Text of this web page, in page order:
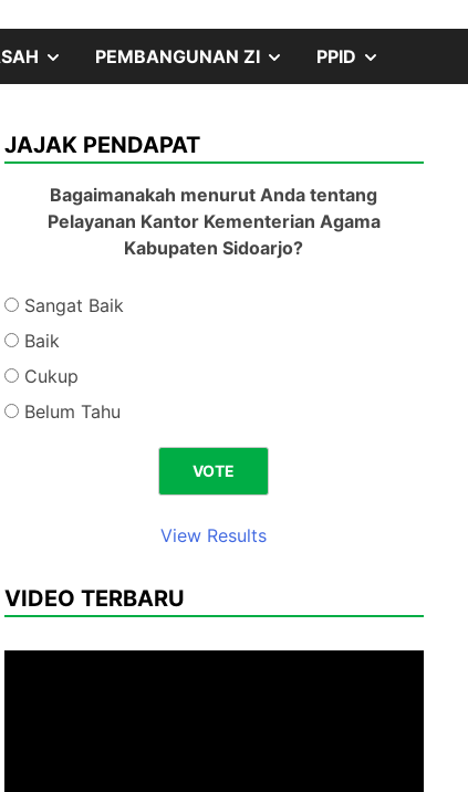
SHOW
MENU
PEMBANGUNAN ZI SHOW
MENU
PPID
MENU
JAJAK PENDAPAT
Bagaimanakah menurut Anda tentang
Pelayanan Kantor Kementerian Agama
Kabupaten Sidoarjo?
Sangat Baik
Baik
Cukup
Belum Tahu
View Results
VIDEO TERBARU